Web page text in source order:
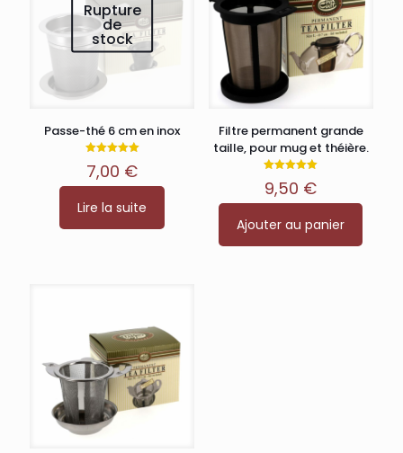
produit
Rupture
de
stock
Passe-thé 6 cm en inox
5.00
sur 5
7,00 €
Lire la suite
Filtre permanent grande
taille, pour mug et théière.
5.00
sur 5
9,50 €
Ajouter au panier